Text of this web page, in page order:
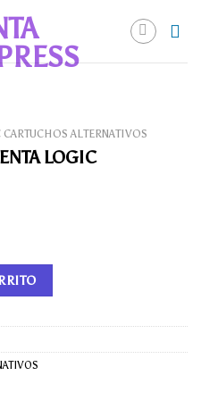
ALTERNATIVOS
LOGIC
cantidad